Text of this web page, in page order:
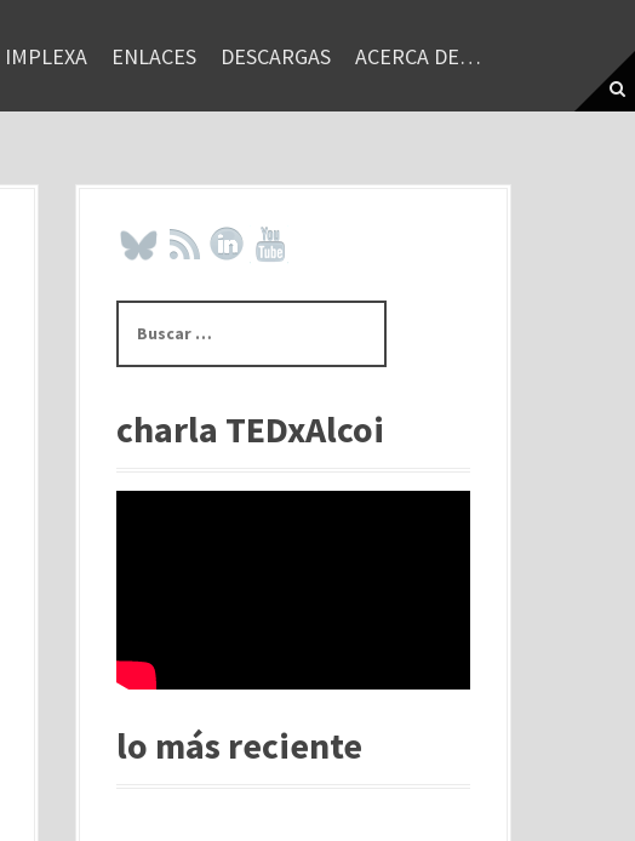
IMPLEXA ENLACES DESCARGAS ACERCA DE…
s
rcharla TEDxAlcoi
lo más reciente